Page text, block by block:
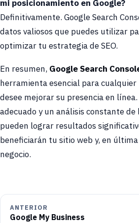
mi posicionamiento en Google?
Definitivamente. Google Search
datos valiosos que puedes utilizar
optimizar tu estrategia de SEO.
En resumen, Google Search
herramienta esencial para cualquier
desee mejorar su presencia en línea.
adecuado y un análisis constante de
pueden lograr resultados
beneficiarán tu sitio web y, en
negocio.
ANTERIOR
Google My Business